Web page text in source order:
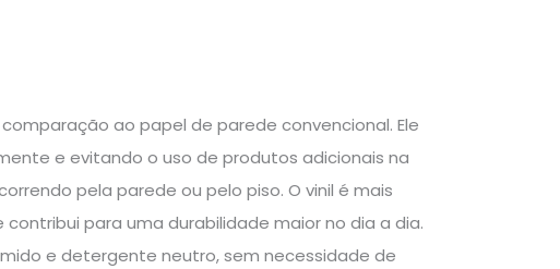
ao papel de parede convencional. Ele
e evitando o uso de produtos adicionais na
pela parede ou pelo piso. O vinil é mais
para uma durabilidade maior no dia a dia.
e detergente neutro, sem necessidade de